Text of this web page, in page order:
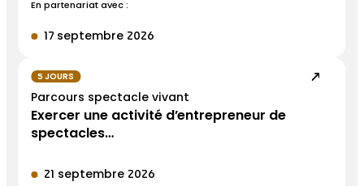
En partenariat avec :
17 septembre 2026
5 JOURS
Parcours spectacle vivant
Exercer une activité d’entrepreneur de
spectacles…
21 septembre 2026